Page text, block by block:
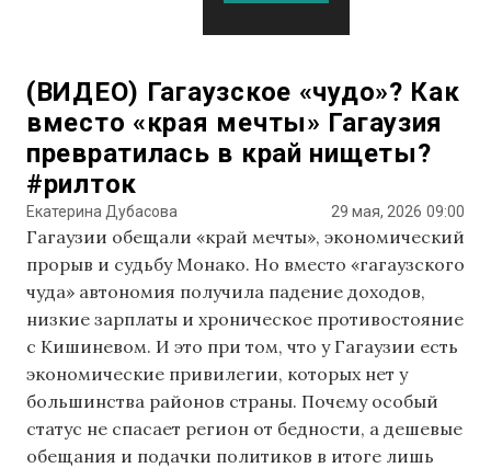
(ВИДЕО) Гагаузское «чудо»? Как
вместо «края мечты» Гагаузия
превратилась в край нищеты?
#рилток
Екатерина Дубасова 29 мая, 2026 09:00
Гагаузии обещали «край мечты», экономический
прорыв и судьбу Монако. Но вместо «гагаузского
чуда» автономия получила падение доходов,
низкие зарплаты и хроническое противостояние
с Кишиневом. И это при том, что у Гагаузии есть
экономические привилегии, которых нет у
большинства районов страны. Почему особый
статус не спасает регион от бедности, а дешевые
обещания и подачки политиков в итоге лишь